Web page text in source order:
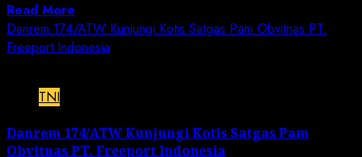
Read More
Danrem 174/ATW Kunjungi Kotis Satgas Pam Obvitnas PT.
Freeport Indonesia
TNI
Danrem 174/ATW Kunjungi Kotis Satgas Pam
Obvitnas PT. Freeport Indonesia